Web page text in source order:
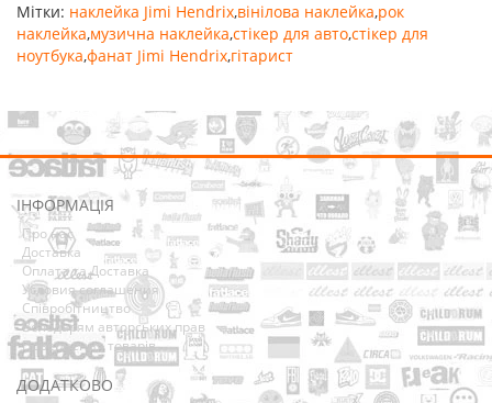
Мітки: наклейка Jimi Hendrix,вінілова наклейка,рок
наклейка,музична наклейка,стікер для авто,стікер для
ноутбука,фанат Jimi Hendrix,гітарист
ІНФОРМАЦІЯ
Про нас
Доставка
Оплата та Доставка
Условия соглашения
Співробітництво
Володарям авторських прав
Повернення товарів
ДОДАТКОВО